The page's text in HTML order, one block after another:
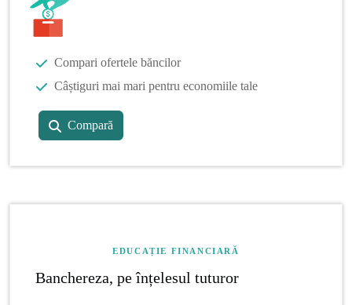
Compari ofertele băncilor
Câștiguri mai mari pentru economiile tale
Compară
EDUCAȚIE FINANCIARĂ
Banchereza, pe înțelesul tuturor